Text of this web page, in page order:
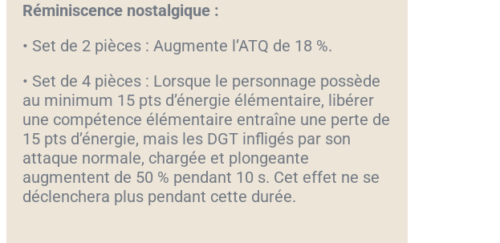
Réminiscence nostalgique :
• Set de 2 pièces : Augmente l’ATQ de 18 %.
• Set de 4 pièces : Lorsque le personnage possède
au minimum 15 pts d’énergie élémentaire, libérer
une compétence élémentaire entraîne une perte de
15 pts d’énergie, mais les DGT infligés par son
attaque normale, chargée et plongeante
augmentent de 50 % pendant 10 s. Cet effet ne se
déclenchera plus pendant cette durée.